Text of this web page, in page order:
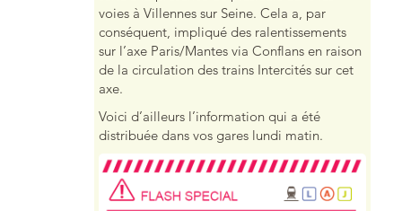
voies à Villennes sur Seine. Cela a, par
conséquent, impliqué des ralentissements
sur l’axe Paris/Mantes via Conflans en raison
de la circulation des trains Intercités sur cet
axe.
Voici d’ailleurs l’information qui a été
distribuée dans vos gares lundi matin.